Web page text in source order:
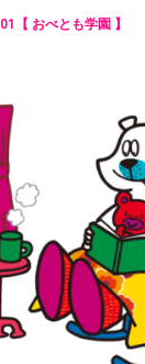
01【 おべとも学園 】